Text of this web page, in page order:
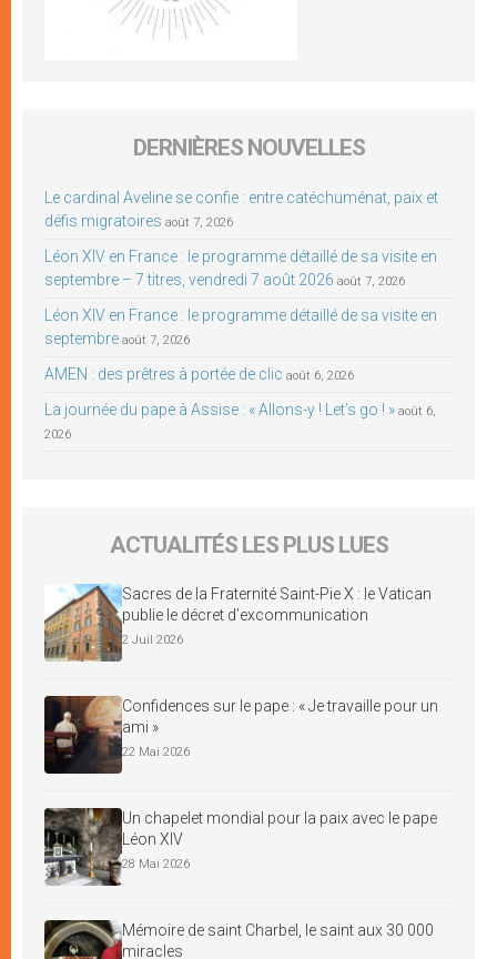
DERNIÈRES NOUVELLES
Le cardinal Aveline se confie : entre catéchuménat, paix et
défis migratoires août 7, 2026
Léon XIV en France : le programme détaillé de sa visite en
septembre – 7 titres, vendredi 7 août 2026 août 7, 2026
Léon XIV en France : le programme détaillé de sa visite en
septembre août 7, 2026
AMEN : des prêtres à portée de clic août 6, 2026
La journée du pape à Assise : « Allons-y ! Let’s go ! » août 6,
2026
ACTUALITÉS LES PLUS LUES
Sacres de la Fraternité Saint-Pie X : le Vatican
publie le décret d’excommunication
2 Juil 2026
Confidences sur le pape : « Je travaille pour un
ami »
22 Mai 2026
Un chapelet mondial pour la paix avec le pape
Léon XIV
28 Mai 2026
Mémoire de saint Charbel, le saint aux 30 000
miracles